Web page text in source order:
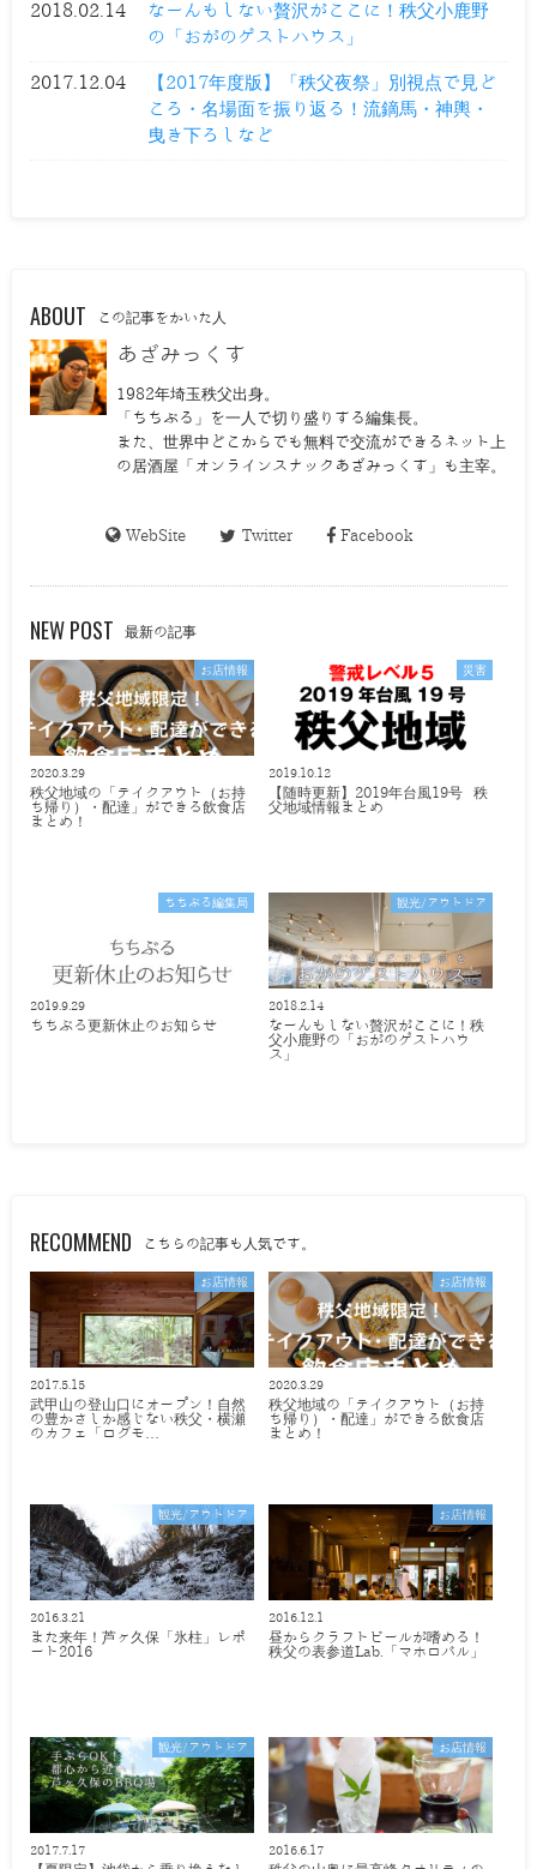
2018.02.14
なーんもしない贅沢がここに！秩父小鹿野
の「おがのゲストハウス」
2017.12.04
【2017年度版】「秩父夜祭」別視点で見ど
ころ・名場面を振り返る！流鏑馬・神輿・
曳き下ろしなど
ABOUT この記事をかいた人
あざみっくす
1982年埼玉秩父出身。
「ちちぶる」を一人で切り盛りする編集長。
また、世界中どこからでも無料で交流ができるネット上
の居酒屋「オンラインスナックあざみっくす」も主宰。
WebSite Twitter Facebook
NEW POST 最新の記事
お店情報
2020.3.29
秩父地域の「テイクアウト（お持
ち帰り）・配達」ができる飲食店
まとめ！
災害
2019.10.12
【随時更新】2019年台風19号 秩
父地域情報まとめ
ちちぶる編集局
2019.9.29
ちちぶる更新休止のお知らせ
観光/アウトドア
2018.2.14
なーんもしない贅沢がここに！秩
父小鹿野の「おがのゲストハウ
ス」
RECOMMEND こちらの記事も人気です。
お店情報
2017.5.15
武甲山の登山口にオープン！自然
の豊かさしか感じない秩父・横瀬
のカフェ「ログモ…
お店情報
2020.3.29
秩父地域の「テイクアウト（お持
ち帰り）・配達」ができる飲食店
まとめ！
観光/アウトドア
2016.3.21
また来年！芦ヶ久保「氷柱」レポ
ート2016
お店情報
2016.12.1
昼からクラフトビールが嗜める！
秩父の表参道Lab.「マホロバル」
観光/アウトドア
2017.7.17
お店情報
2016.6.17